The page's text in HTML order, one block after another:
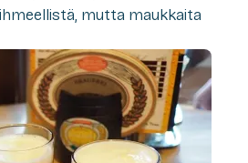
ihmeellistä, mutta maukkaita